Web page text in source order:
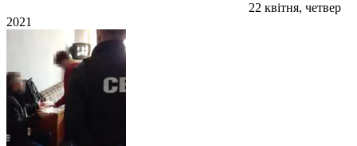
22 квітня, четвер
2021